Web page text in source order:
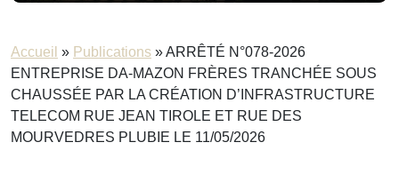
Accueil » Publications »ARRÊTÉ N°078-2026
ENTREPRISE DA-MAZON FRÈRES TRANCHÉE SOUS
CHAUSSÉE PAR LA CRÉATION D’INFRASTRUCTURE
TELECOM RUE JEAN TIROLE ET RUE DES
MOURVEDRES PLUBIE LE 11/05/2026